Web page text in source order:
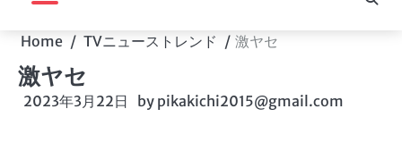
Home TVニューストレンド 激ヤセ
激ヤセ
2023年3月22日 by pikakichi2015@gmail.com